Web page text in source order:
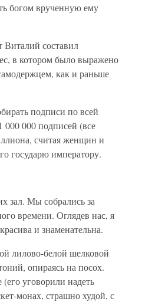
богом врученную ему
составил
в котором было выражено
как и раньше
подписи по всей
000 000 подписей (все
считая женщин и
государю императору.
зал. Мы собрались за
времени. Оглядев нас, я
и знаменательна.
лилово-белой шелковой
опираясь на посох.
уговорили надеть
монах, страшно худой, с